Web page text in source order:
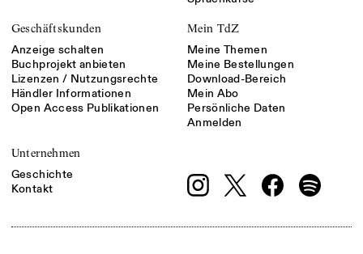
Geschäftskunden
Anzeige schalten
Buchprojekt anbieten
Lizenzen / Nutzungsrechte
Händler Informationen
Open Access Publikationen
Mein TdZ
Meine Themen
Meine Bestellungen
Download-Bereich
Mein Abo
Persönliche Daten
Anmelden
Unternehmen
Geschichte
Kontakt